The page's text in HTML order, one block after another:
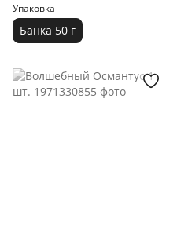
Упаковка
Банка 50 г